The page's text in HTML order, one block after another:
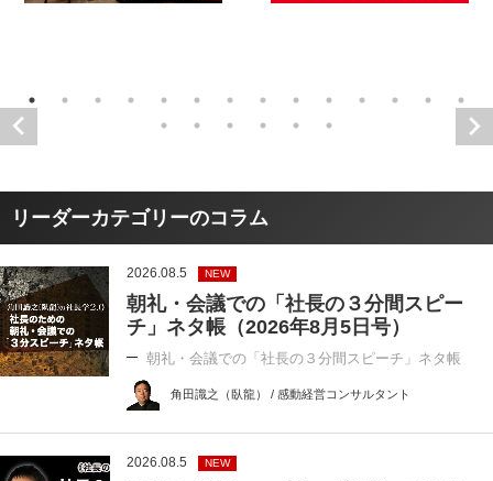
リーダーカテゴリーのコラム
2026.08.5 NEW
朝礼・会議での「社長の３分間スピー
チ」ネタ帳（2026年8月5日号）
朝礼・会議での「社長の３分間スピーチ」ネタ帳
角田識之（臥龍） / 感動経営コンサルタント
2026.08.5 NEW